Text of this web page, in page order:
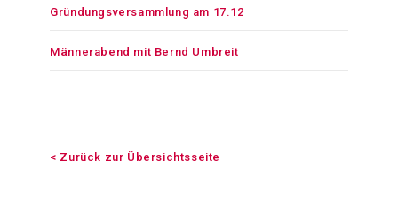
Gründungsversammlung am 17.12
Männerabend mit Bernd Umbreit
< Zurück zur Übersichtsseite